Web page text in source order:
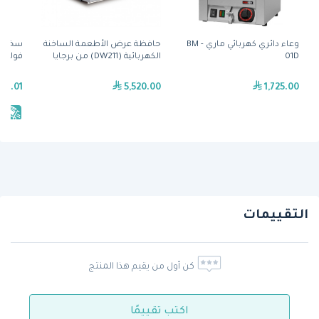
وعاء دائري كهربائي ماري - BM
01D
1,725.00
حافظة عرض الأطعمة الساخنة
الكهربائية (DW211) من برجايا
5,520.00
التقييمات
كن أول من يقيم هذا المنتج
اكتب تقييمًا